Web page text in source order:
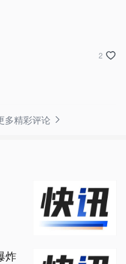
2
多精彩评论
炸